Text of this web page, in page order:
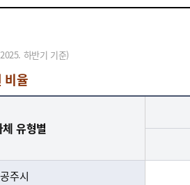
하반기 기준)
비율
유형별
공주시